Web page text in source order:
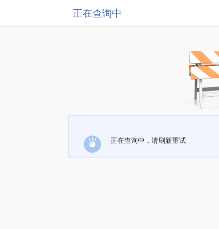
正在查询中
正在查询中，请刷新重试